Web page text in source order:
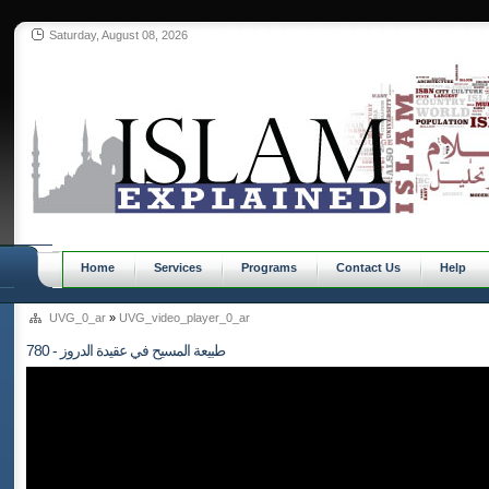
Saturday, August 08, 2026
Home Services Programs Contact Us Help
UVG_0_ar » UVG_video_player_0_ar
780 - طبيعة المسيح في عقيدة الدروز